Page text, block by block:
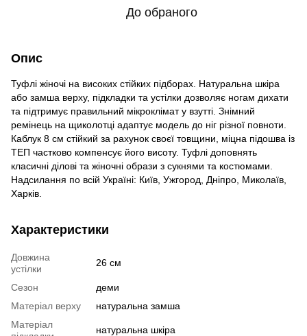
До обраного
Опис
Туфлі жіночі на високих стійких підборах. Натуральна шкіра
або замша верху, підкладки та устілки дозволяє ногам дихати
та підтримує правильний мікроклімат у взутті. Знімний
ремінець на щиколотці адаптує модель до ніг різної повноти.
Каблук 8 см стійкий за рахунок своєї товщини, міцна підошва із
ТЕП частково компенсує його висоту. Туфлі доповнять
класичні ділові та жіночні образи з сукнями та костюмами.
Надсилання по всій Україні: Київ, Ужгород, Дніпро, Миколаїв,
Харків.
Характеристики
Довжина
устілки
26 см
Сезон
деми
Матеріал верху
натуральна замша
Матеріал
натуральна шкіра